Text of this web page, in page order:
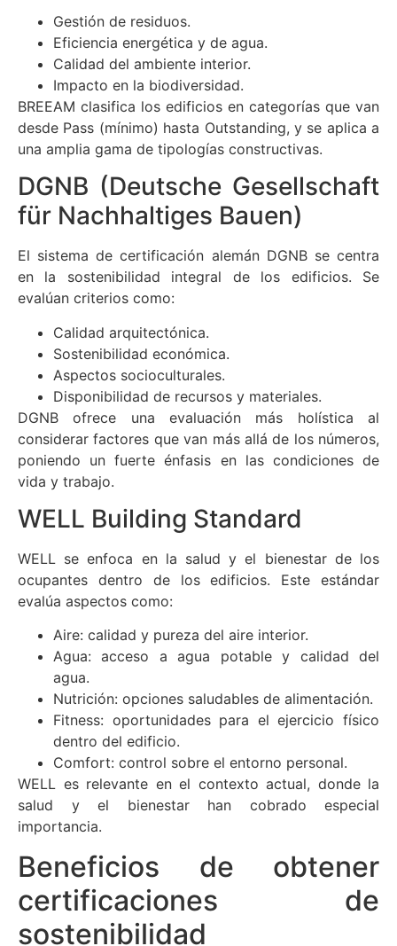
Gestión de residuos.
Eficiencia energética y de agua.
Calidad del ambiente interior.
Impacto en la biodiversidad.
BREEAM clasifica los edificios en categorías que van
desde Pass (mínimo) hasta Outstanding, y se aplica a
una amplia gama de tipologías constructivas.
DGNB (Deutsche Gesellschaft
für Nachhaltiges Bauen)
El sistema de certificación alemán DGNB se centra
en la sostenibilidad integral de los edificios. Se
evalúan criterios como:
Calidad arquitectónica.
Sostenibilidad económica.
Aspectos socioculturales.
Disponibilidad de recursos y materiales.
DGNB ofrece una evaluación más holística al
considerar factores que van más allá de los números,
poniendo un fuerte énfasis en las condiciones de
vida y trabajo.
WELL Building Standard
WELL se enfoca en la salud y el bienestar de los
ocupantes dentro de los edificios. Este estándar
evalúa aspectos como:
Aire: calidad y pureza del aire interior.
Agua: acceso a agua potable y calidad del
agua.
Nutrición: opciones saludables de alimentación.
Fitness: oportunidades para el ejercicio físico
dentro del edificio.
Comfort: control sobre el entorno personal.
WELL es relevante en el contexto actual, donde la
salud y el bienestar han cobrado especial
importancia.
Beneficios de obtener
certificaciones de
sostenibilidad